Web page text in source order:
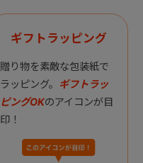
ギフトラッピング
贈り物を素敵な包装紙で
ラッピング。 ギフトラッ
ピングOKのアイコンが目
印！